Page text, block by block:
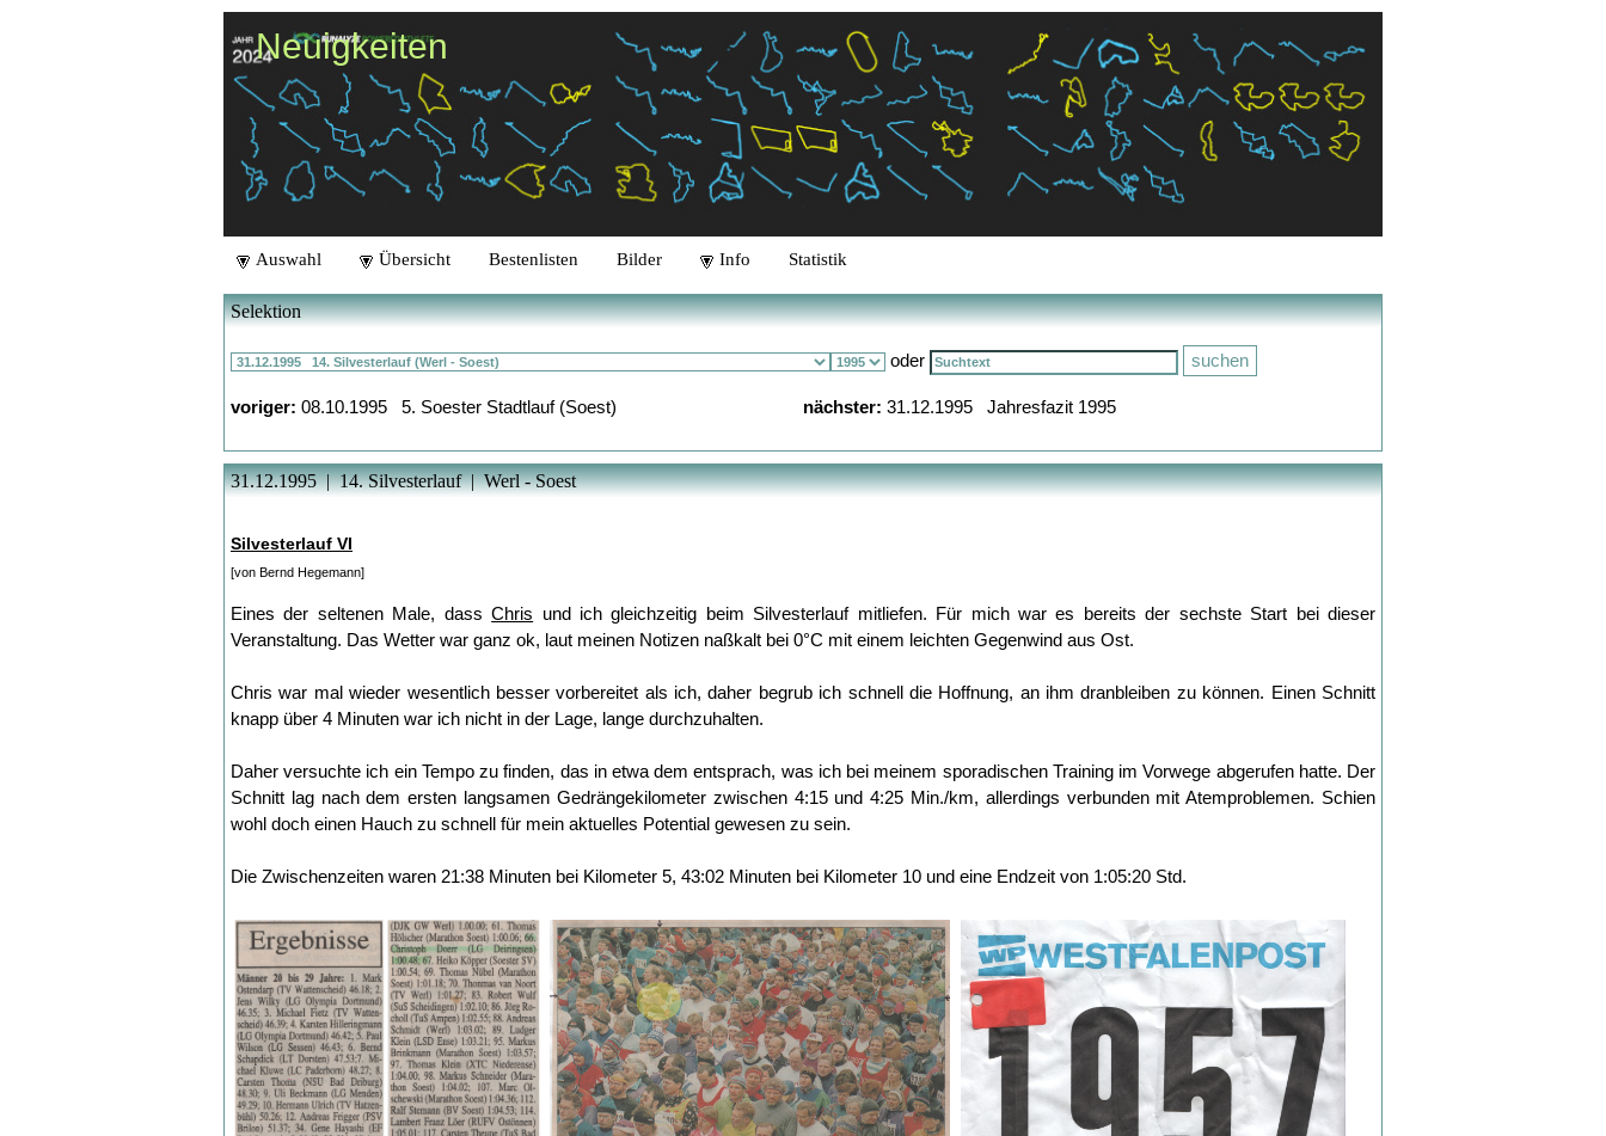
Neuigkeiten
Auswahl Übersicht Bestenlisten Bilder Info Statistik
Selektion
oder
voriger: 08.10.1995 5. Soester Stadtlauf (Soest) nächster: 31.12.1995 Jahresfazit 1995
31.12.1995 | 14. Silvesterlauf | Werl - Soest
Silvesterlauf VI
[von Bernd Hegemann]
Eines der seltenen Male, dassChris und ich gleichzeitig beim Silvesterlauf mitliefen. Für mich war es bereits der sechste Start bei dieser
Veranstaltung. Das Wetter war ganz ok, laut meinen Notizen naßkalt bei 0°C mit einem leichten Gegenwind aus Ost.
Chris war mal wieder wesentlich besser vorbereitet als ich, daher begrub ich schnell die Hoffnung, an ihm dranbleiben zu können. Einen Schnitt
knapp über 4 Minuten war ich nicht in der Lage, lange durchzuhalten.
Daher versuchte ich ein Tempo zu finden, das in etwa dem entsprach, was ich bei meinem sporadischen Training im Vorwege abgerufen hatte. Der
Schnitt lag nach dem ersten langsamen Gedrängekilometer zwischen 4:15 und 4:25 Min./km, allerdings verbunden mit Atemproblemen. Schien
wohl doch einen Hauch zu schnell für mein aktuelles Potential gewesen zu sein.
Die Zwischenzeiten waren 21:38 Minuten bei Kilometer 5, 43:02 Minuten bei Kilometer 10 und eine Endzeit von 1:05:20 Std.